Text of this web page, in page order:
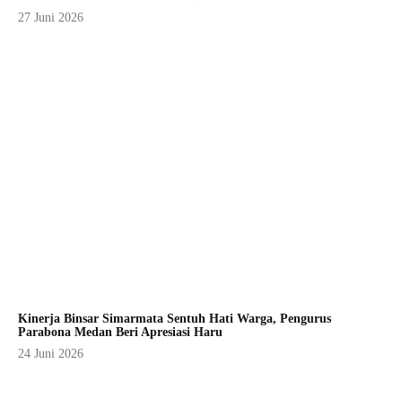
27 Juni 2026
Kinerja Binsar Simarmata Sentuh Hati Warga, Pengurus
Parabona Medan Beri Apresiasi Haru
24 Juni 2026